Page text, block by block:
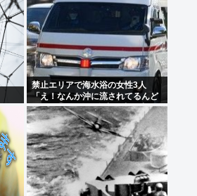
禁止エリアで海水浴の女性3人
「え！なんか沖に流されてるんど
けど！！」1人は自力で岸に辿り
着くも23歳女性が溺死、24歳が重